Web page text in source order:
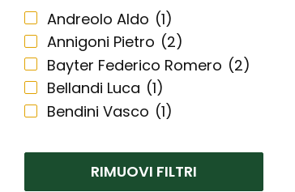
Andreolo Aldo (1)
Annigoni Pietro (2)
Bayter Federico Romero (2)
Bellandi Luca (1)
Bendini Vasco (1)
Bodini Floriano (1)
Cicoli Piero (1)
RIMUOVI FILTRI